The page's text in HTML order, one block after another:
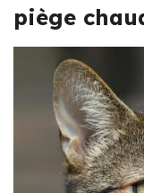
piège